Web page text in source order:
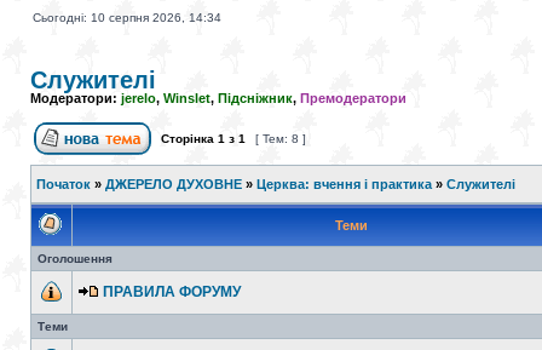
Сьогодні: 10 серпня 2026, 14:34
Служителі
Модератори: jerelo, Winslet, Підсніжник, Премодератори
Сторінка 1 з 1 [ Тем: 8 ]
Початок » ДЖЕРЕЛО ДУХОВНЕ » Церква: вчення і практика » Служителі
Теми
Оголошення
ПРАВИЛА ФОРУМУ
Теми